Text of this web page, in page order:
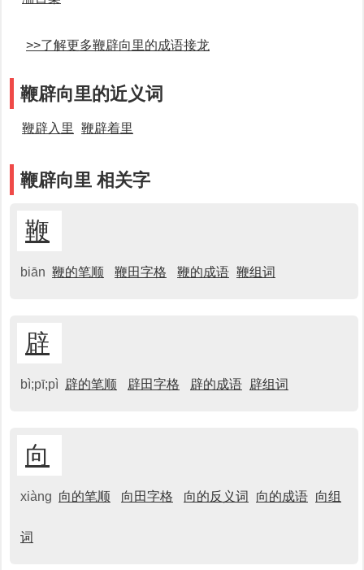
>>了解更多鞭辟向里的成语接龙
鞭辟向里的近义词
鞭辟入里 鞭辟着里
鞭辟向里 相关字
鞭
biān 鞭的笔顺 鞭田字格 鞭的成语 鞭组词
辟
bì;pī;pì 辟的笔顺 辟田字格 辟的成语 辟组词
向
xiàng 向的笔顺 向田字格 向的反义词 向的成语 向组
词